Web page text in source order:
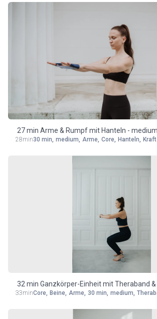
27 min Arme & Rumpf mit Hanteln - medium
28min30 min, medium, Arme, Core, Hanteln, Kraft
32 min Ganzkörper-Einheit mit Theraband &
33minCore, Beine, Arme, 30 min, medium,